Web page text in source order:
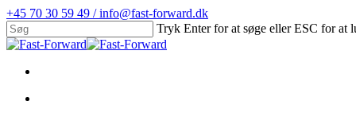
Skip
to
main
+45 70 30 59 49 / info@fast-forward.dk
Tryk Enter for at søge eller ESC for at
Close